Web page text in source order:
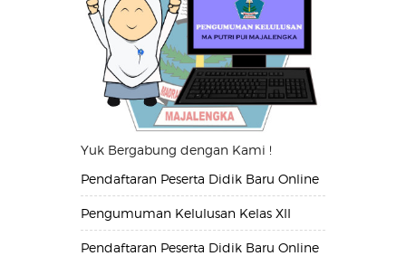
Yuk Bergabung dengan Kami !
Pendaftaran Peserta Didik Baru Online
Pengumuman Kelulusan Kelas XII
Pendaftaran Peserta Didik Baru Online